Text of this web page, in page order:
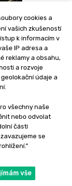
cookies a
vašich zkušeností
k informacím v
IP adresa a
reklamy a obsahu,
a rozvoje
údaje a
všechny naše
nebo odvolat
části
se
vše